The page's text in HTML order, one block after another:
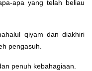
apa yang telah beliau
qiyam dan diakhiri
pengasuh.
penuh kebahagiaan.